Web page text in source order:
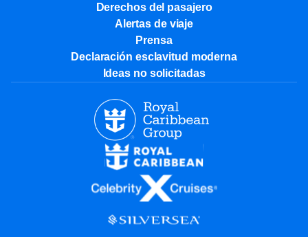
Derechos del pasajero
Alertas de viaje
Prensa
Declaración esclavitud moderna
Ideas no solicitadas